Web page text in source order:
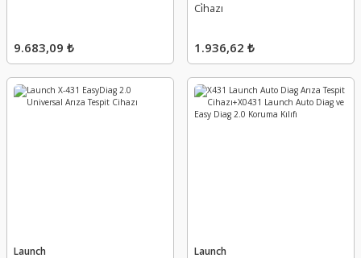
9.683,09 ₺
Ci̇hazı
1.936,62 ₺
Launch Launch